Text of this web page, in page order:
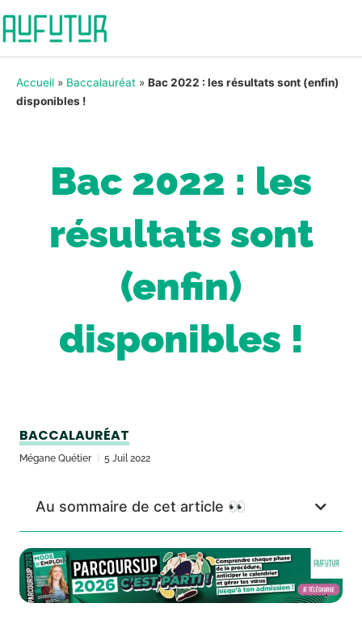
Accueil » Baccalauréat » Bac 2022 : les résultats sont (enfin)
disponibles !
Bac 2022 : les
résultats sont
(enfin)
disponibles !
BACCALAURÉAT
Mégane Quétier 5 Juil 2022
Au sommaire de cet article 👀